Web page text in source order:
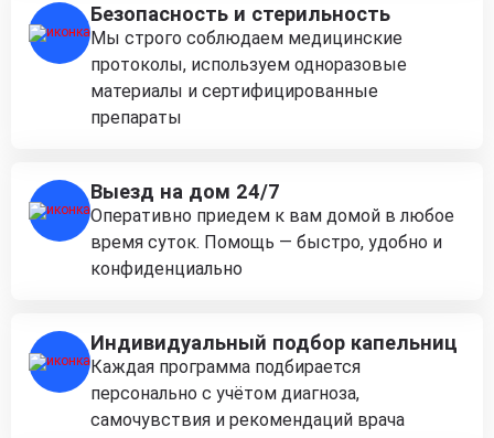
Безопасность и стерильность
Мы строго соблюдаем медицинские
протоколы, используем одноразовые
материалы и сертифицированные
препараты
Выезд на дом 24/7
Оперативно приедем к вам домой в любое
время суток. Помощь — быстро, удобно и
конфиденциально
Индивидуальный подбор капельниц
Каждая программа подбирается
персонально с учётом диагноза,
самочувствия и рекомендаций врача